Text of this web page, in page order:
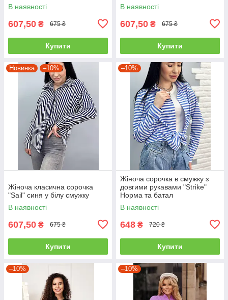
В наявності
607,50 ₴ 675 ₴
Купити
В наявності
607,50 ₴ 675 ₴
Купити
Новинка –10%
Жіноча класична сорочка
"Sail" синя у білу смужку
В наявності
607,50 ₴ 675 ₴
Купити
–10%
Жіноча сорочка в смужку з
довгими рукавами "Strike"
Норма та батал
В наявності
648 ₴ 720 ₴
Купити
–10% –10%